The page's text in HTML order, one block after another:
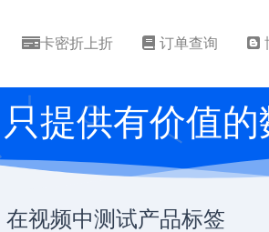
卡密折上折 订单查询
只提供有价值
视频中测试产品标签